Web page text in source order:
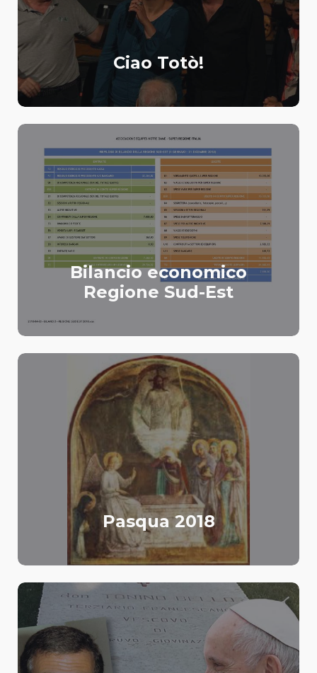
Ciao Totò!
Bilancio economico
Regione Sud-Est
Pasqua 2018